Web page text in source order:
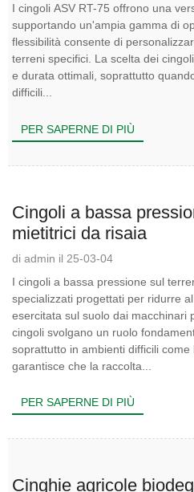
I cingoli ASV RT-75 offrono una
supportando un'ampia gamma di
flessibilità consente di
terreni specifici. La scelta dei
e durata ottimali, soprattutto
difficili...
PER SAPERNE DI PIÙ
Cingoli a bassa
mietitrici da risaia
di admin il 25-03-04
I cingoli a bassa pressione sul
specializzati progettati per ridurre
esercitata sul suolo dai macchinari
cingoli svolgano un ruolo
soprattutto in ambienti difficili
garantisce che la raccolta...
PER SAPERNE DI PIÙ
Cinghie agricole